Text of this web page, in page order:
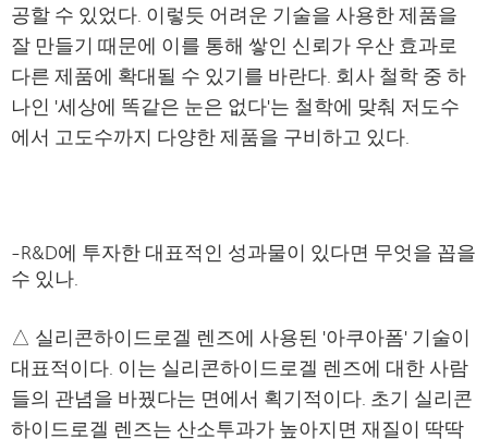
공할 수 있었다. 이렇듯 어려운 기술을 사용한 제품을
잘 만들기 때문에 이를 통해 쌓인 신뢰가 우산 효과로
다른 제품에 확대될 수 있기를 바란다. 회사 철학 중 하
나인 '세상에 똑같은 눈은 없다'는 철학에 맞춰 저도수
에서 고도수까지 다양한 제품을 구비하고 있다.
-R&D에 투자한 대표적인 성과물이 있다면 무엇을 꼽을
수 있나.
△ 실리콘하이드로겔 렌즈에 사용된 '아쿠아폼' 기술이
대표적이다. 이는 실리콘하이드로겔 렌즈에 대한 사람
들의 관념을 바꿨다는 면에서 획기적이다. 초기 실리콘
하이드로겔 렌즈는 산소투과가 높아지면 재질이 딱딱